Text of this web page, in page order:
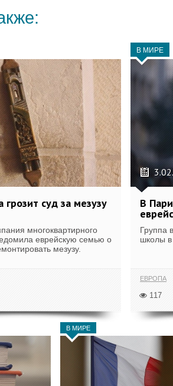
суд за мезузу
многоквартирного
еврейскую семью о
мезузу.
В МИРЕ
В
Группа
школы
ЕВРОПА
117
В МИРЕ